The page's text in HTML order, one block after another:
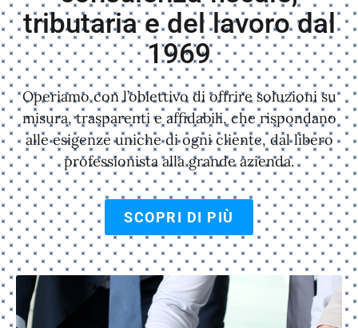
tributaria e del lavoro dal
1969
Operiamo con l’obiettivo di offrire soluzioni su
misura, trasparenti e affidabili, che rispondano
alle esigenze uniche di ogni cliente, dal libero
professionista alla grande azienda.
SCOPRI DI PIÙ